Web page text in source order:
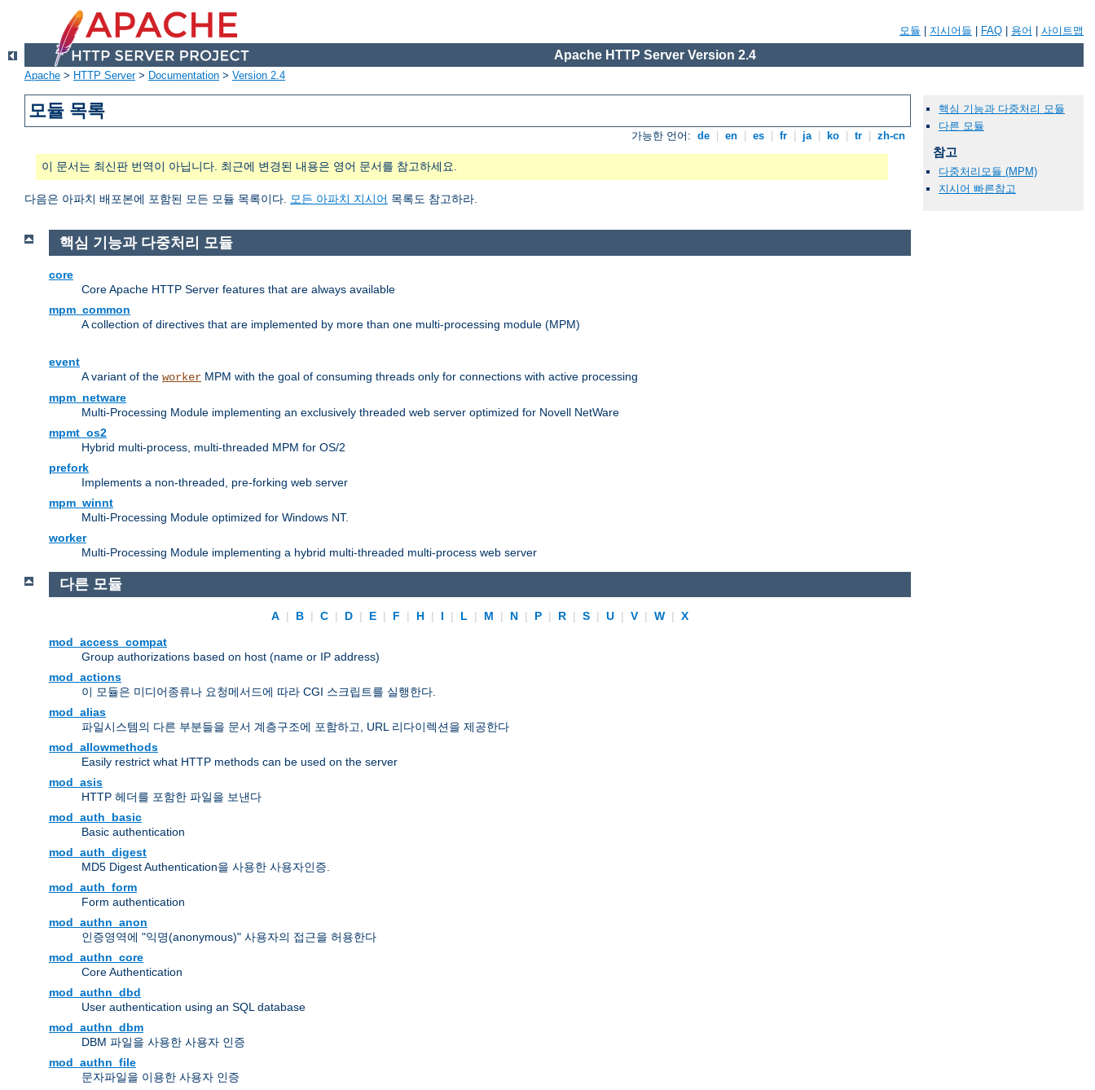
모듈 지시어들 FAQ 용어 사이트맵
Apache HTTP Server Version 2.4
Apache > HTTP Server> Documentation > Version 2.4
모듈 목록
가능한 언어: de en es fr ja ko tr zh-cn
이 문서는 최신판 번역이 아닙니다. 최근에 변경된 내용은 영어 문서를 참고하세요.
다음은 아파치 배포본에 포함된 모든 모듈 목록이다. 모든 아파치 지시어 목록도 참고하라.
핵심 기능과 다중처리 모듈
다른 모듈
참고
다중처리모듈 (MPM)
지시어 빠른참고
핵심 기능과 다중처리 모듈
core
Core Apache HTTP Server features that are always available
mpm_common
A collection of directives that are implemented by more than one multi-processing module (MPM)
event
A variant of the worker MPM with the goal of consuming threads only for connections with active processing
mpm_netware
Multi-Processing Module implementing an exclusively threaded web server optimized for Novell NetWare
mpmt_os2
Hybrid multi-process, multi-threaded MPM for OS/2
prefork
Implements a non-threaded, pre-forking web server
mpm_winnt
Multi-Processing Module optimized for Windows NT.
worker
Multi-Processing Module implementing a hybrid multi-threaded multi-process web server
다른 모듈
A | B | C | D | E | F | H | I | L | M | N | P | R | S | U | V | W |
X
mod_access_compat
Group authorizations based on host (name or IP address)
mod_actions
이 모듈은 미디어종류나 요청메서드에 따라 CGI 스크립트를 실행한다.
mod_alias
파일시스템의 다른 부분들을 문서 계층구조에 포함하고, URL 리다이렉션을 제공한다
mod_allowmethods
Easily restrict what HTTP methods can be used on the server
mod_asis
HTTP 헤더를 포함한 파일을 보낸다
mod_auth_basic
Basic authentication
mod_auth_digest
MD5 Digest Authentication을 사용한 사용자인증.
mod_auth_form
Form authentication
mod_authn_anon
인증영역에 "익명(anonymous)" 사용자의 접근을 허용한다
mod_authn_core
Core Authentication
mod_authn_dbd
User authentication using an SQL database
mod_authn_dbm
DBM 파일을 사용한 사용자 인증
mod_authn_file
문자파일을 이용한 사용자 인증